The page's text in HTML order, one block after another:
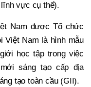
vực cụ thể).
Nam được Tổ chức
Việt Nam là hình mẫu
học tập trong việc
sáng tạo cấp địa
tạo toàn cầu (GII).